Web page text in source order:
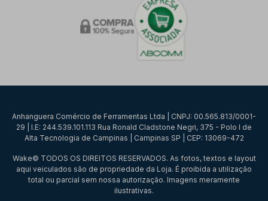
Anhanguera Comércio de Ferramentas Ltda | CNPJ: 00.565.813/0001-
29 | I.E: 244.539.101.113 Rua Ronald Cladstone Negri, 375 - Polo I de
Alta Tecnologia de Campinas | Campinas SP | CEP: 13069-472
Wake© TODOS OS DIREITOS RESERVADOS. As fotos, textos e layout
aqui veiculados são de propriedade da Loja. É proibida a utilização
total ou parcial sem nossa autorização. Imagens meramente
ilustrativas.